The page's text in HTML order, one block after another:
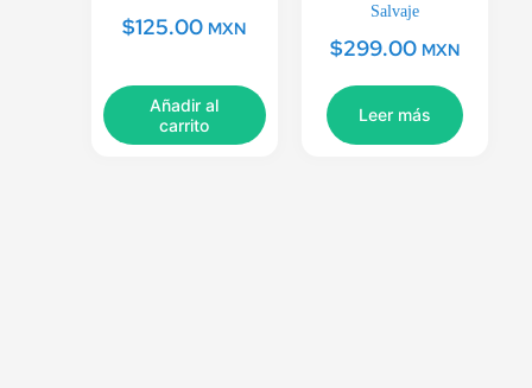
$125.00 MXN
Añadir al
carrito
Salvaje
$299.00 MXN
Leer más